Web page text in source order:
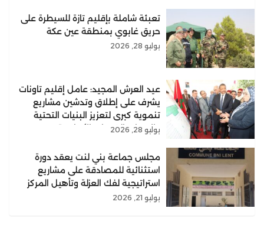
تعبئة شاملة بإقليم تازة للسيطرة على
حريق غابوي بمنطقة عين عكة
يوليو 28, 2026
عيد العرش المجيد: عامل إقليم تاونات
يشرف على إطلاق وتدشين مشاريع
تنموية كبرى لتعزيز البنيات التحتية
والارتقاء بالخدمات الأساسية
يوليو 28, 2026
مجلس جماعة بني لنت يعقد دورة
استثنائية للمصادقة على مشاريع
استراتيجية لفك العزلة وتأهيل المركز
يوليو 21, 2026